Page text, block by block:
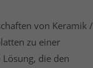
von Keramik /
zu einer
die den